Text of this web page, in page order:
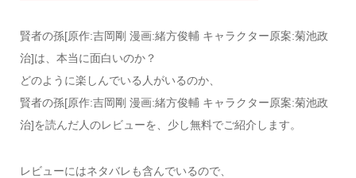
賢者の孫[原作:吉岡剛 漫画:緒方俊輔 キャラクター原案:菊池政
治]は、本当に面白いのか？
どのように楽しんでいる人がいるのか、
賢者の孫[原作:吉岡剛 漫画:緒方俊輔 キャラクター原案:菊池政
治]を読んだ人のレビューを、少し無料でご紹介します。
レビューにはネタバレも含んでいるので、